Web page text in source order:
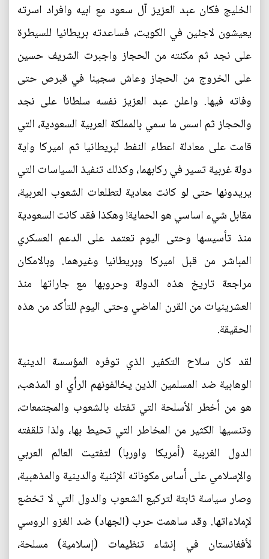
الخليج فكان عبد العزيز آل سعود مع ابيه وافراد اسرته
يعيشون لاجئين في الكويت، فساعدته بريطانيا للسيطرة
على نجد ثم مكنته من الحجاز واجبرت الشريف حسين
على الخروج من الحجاز وعاش سجينا في قبرص حتى
وفاته فيها. واعلن عبد العزيز نفسه سلطانا على نجد
والحجاز ثم اسس ما سمي بالمملكة العربية السعودية، التي
قامت على معادلة اعطاء النفط لبريطانيا ثم اميركا واية
دولة غربية تسير في ركابهما، وكذلك تنفيذ السياسات التي
يريدونها حتى لو كانت معادية لتطلعات الشعوب العربية،
مقابل شيء اساسي هو الحماية! وهكذا فقد كانت السعودية
منذ تأسيسها وحتى اليوم تعتمد على الدعم العسكري
المباشر من قبل اميركا وبريطانيا وغيرهما. وبالامكان
مراجعة تاريخ هذه الدولة وحروبها مع جاراتها منذ
العشرينيات من القرن الماضي وحتى اليوم للتأكد من هذه
الحقيقة.
لقد كان سلاح التكفير الذي توفره المؤسسة الدينية
الوهابية ضد المسلمين الذين يخالفونهم الرأي او المذهب،
هو من أخطر الأسلحة التي تفتك بالشعوب والمجتمعات،
وتنسيها الكثير من المخاطر التي تحيط بها، ولذا تلقفته
الدول الغربية (أمريكا واوربا) لتفتيت العالم العربي
والإسلامي على أساس مكوناته الإثنية والدينية والمذهبية،
وصار سياسة ثابتة لتركيع الشعوب والدول التي لا تخضع
لإملاءاتها. وقد ساهمت حرب (الجهاد) ضد الغزو الروسي
لأفغانستان في إنشاء تنظيمات (إسلامية) مسلحة،